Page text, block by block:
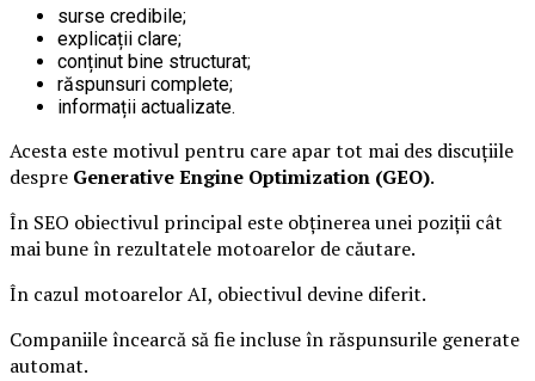
surse credibile;
explicații clare;
conținut bine structurat;
răspunsuri complete;
informații actualizate.
Acesta este motivul pentru care apar tot mai des discuțiile
despre Generative Engine Optimization (GEO).
În SEO obiectivul principal este obținerea unei poziții cât
mai bune în rezultatele motoarelor de căutare.
În cazul motoarelor AI, obiectivul devine diferit.
Companiile încearcă să fie incluse în răspunsurile generate
automat.